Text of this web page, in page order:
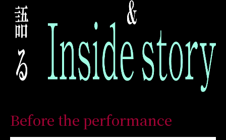
Before the performance